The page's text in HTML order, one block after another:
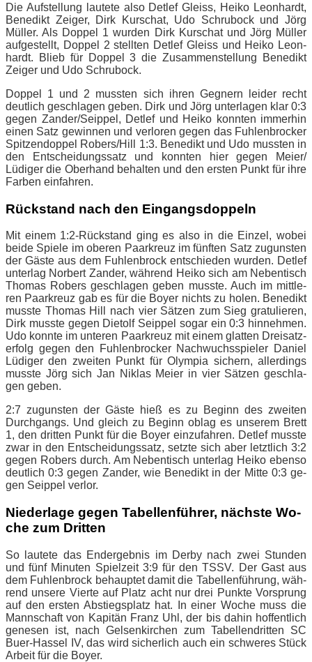
Die Auf­stel­lung lau­te­te also Det­lef Gleiss, Hei­ko Le­on­hardt,
Be­ne­dikt Zei­ger, Dirk Kur­schat, Udo Schru­bock und Jörg
Mül­ler. Als Dop­pel 1 wur­den Dirk Kur­schat und Jörg Mül­ler
auf­ge­stellt, Dop­pel 2 stell­ten Det­lef Gleiss und Hei­ko Le­on­
hardt. Blieb für Dop­pel 3 die Zu­sam­men­stel­lung Be­ne­dikt
Zei­ger und Udo Schrubock.
Dop­pel 1 und 2 muss­ten sich ih­ren Geg­nern lei­der recht
deut­lich ge­schla­gen ge­ben. Dirk und Jörg un­ter­la­gen klar 0:3
ge­gen Zander/​Seippel, Det­lef und Hei­ko konn­ten im­mer­hin
ei­nen Satz ge­win­nen und ver­lo­ren ge­gen das Fuh­len­bro­cker
Spit­zen­dop­pel Robers/​Hill 1:3. Be­ne­dikt und Udo muss­ten in
den Ent­schei­dungs­satz und konn­ten hier ge­gen Meier/​
Lüdiger die Ober­hand be­hal­ten und den ers­ten Punkt für ihre
Far­ben einfahren.
Rück­stand nach den Eingangsdoppeln
Mit ei­nem 1:2‑Rückstand ging es also in die Ein­zel, wo­bei
bei­de Spie­le im obe­ren Paar­kreuz im fünf­ten Satz zu­guns­ten
der Gäs­te aus dem Fuh­len­b­rock ent­schie­den wur­den. Det­lef
un­ter­lag Nor­bert Zan­der, wäh­rend Hei­ko sich am Ne­ben­tisch
Tho­mas Ro­bers ge­schla­gen ge­ben muss­te. Auch im mitt­le­
ren Paar­kreuz gab es für die Boy­er nichts zu ho­len. Be­ne­dikt
muss­te Tho­mas Hill nach vier Sät­zen zum Sieg gra­tu­lie­ren,
Dirk muss­te ge­gen Die­tolf Seip­pel so­gar ein 0:3 hin­neh­men.
Udo konn­te im un­te­ren Paar­kreuz mit ei­nem glat­ten Drei­satz­
er­folg ge­gen den Fuh­len­bro­cker Nach­wuchs­spie­ler Da­ni­el
Lü­di­ger den zwei­ten Punkt für Olym­pia si­chern, al­ler­dings
muss­te Jörg sich Jan Ni­klas Mei­er in vier Sät­zen ge­schla­
gen geben.
2:7 zu­guns­ten der Gäs­te hieß es zu Be­ginn des zwei­ten
Durch­gangs. Und gleich zu Be­ginn ob­lag es un­se­rem Brett
1, den drit­ten Punkt für die Boy­er ein­zu­fah­ren. Det­lef muss­te
zwar in den Ent­schei­dungs­satz, setz­te sich aber letzt­lich 3:2
ge­gen Ro­bers durch. Am Ne­ben­tisch un­ter­lag Hei­ko eben­so
deut­lich 0:3 ge­gen Zan­der, wie Be­ne­dikt in der Mit­te 0:3 ge­
gen Seip­pel verlor.
Nie­der­la­ge ge­gen Ta­bel­len­füh­rer, nächs­te Wo­
che zum Dritten
So lau­te­te das End­ergeb­nis im Der­by nach zwei Stun­den
und fünf Mi­nu­ten Spiel­zeit 3:9 für den TSSV. Der Gast aus
dem Fuh­len­b­rock be­haup­tet da­mit die Ta­bel­len­füh­rung, wäh­
rend un­se­re Vier­te auf Platz acht nur drei Punk­te Vor­sprung
auf den ers­ten Ab­stiegs­platz hat. In ei­ner Wo­che muss die
Mann­schaft von Ka­pi­tän Franz Uhl, der bis da­hin hof­fent­lich
ge­ne­sen ist, nach Gel­sen­kir­chen zum Ta­bel­len­drit­ten SC
Buer-Has­sel IV, das wird si­cher­lich auch ein schwe­res Stück
Ar­beit für die Boyer.